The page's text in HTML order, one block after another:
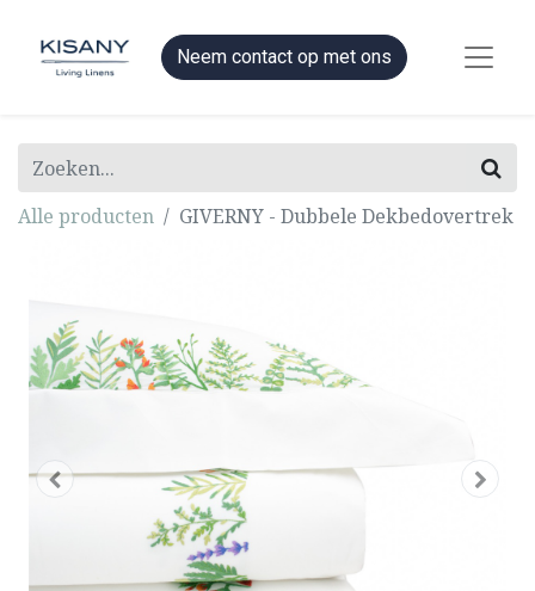
Neem contact op met ons
Alle producten GIVERNY - Dubbele Dekbedovertrek